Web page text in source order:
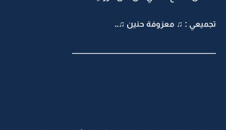
تجميعي : ♫ معزوفة حنين ♫..
ـــــــــــــــــــــــــــــــــــــــــــــــــــــــــــــــــــــــــــــــــــــــــــــــ